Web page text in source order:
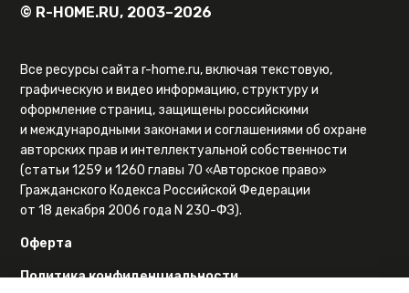
© R-HOME.RU, 2003–2026
Все ресурсы сайта r-home.ru, включая текстовую,
графическую и видео информацию, структуру и
оформление страниц, защищены российскими
и международными законами и соглашениями об охране
авторских прав и интеллектуальной собственности
(статьи 1259 и 1260 главы 70 «Авторское право»
Гражданского Кодекса Российской Федерации
от 18 декабря 2006 года N 230-ФЗ).
Оферта
Политика конфиденциальности